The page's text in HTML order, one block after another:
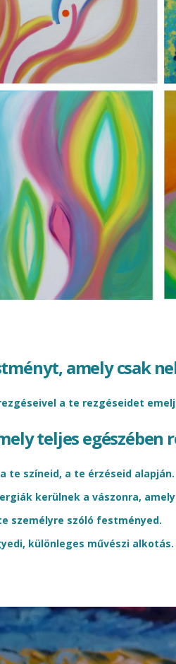
amely csak
a te rezgéseidet
teljes egészében
te színeid, a te érzéseid alapján.
kerülnek a vászonra,
személyre szóló festményed.
különleges művészi alkotás.